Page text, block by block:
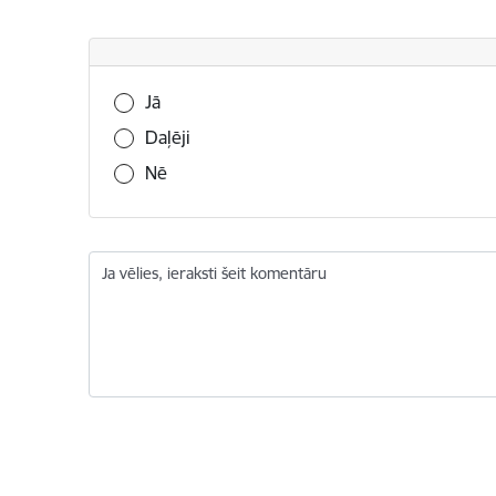
Vai šī informācija bija noderīga?
Jā
Daļēji
Nē
Ja vēlies, ieraksti šeit komentāru